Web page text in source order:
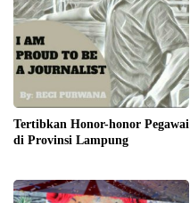
Tertibkan Honor-honor Pegawai
di Provinsi Lampung